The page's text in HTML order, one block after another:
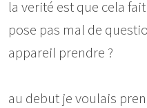
la verité est que cela
pose pas mal de
appareil prendre ?
au debut je voulais